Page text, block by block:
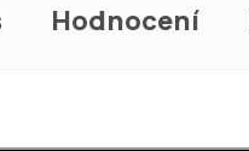
Hodnocení